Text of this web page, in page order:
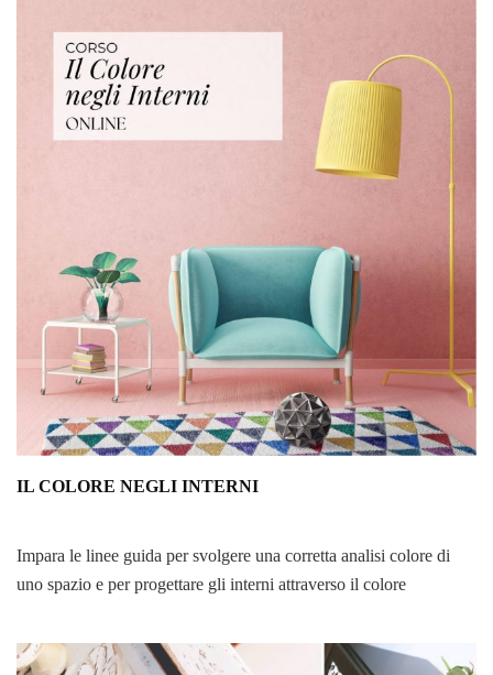
IL COLORE NEGLI INTERNI
Impara le linee guida per svolgere una corretta analisi colore di
uno spazio e per progettare gli interni attraverso il colore